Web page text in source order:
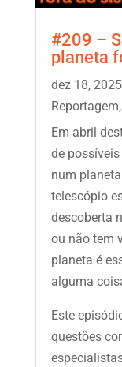
#209 –
planeta
dez 18, 2025
Reportagem,
Em abril
de
num
telescópio
descoberta
ou não tem
planeta é
alguma
Este
questões